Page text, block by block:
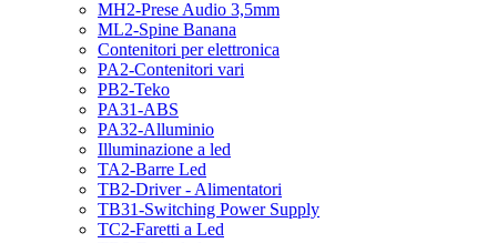
MH2-Prese Audio 3,5mm
ML2-Spine Banana
Contenitori per elettronica
PA2-Contenitori vari
PB2-Teko
PA31-ABS
PA32-Alluminio
Illuminazione a led
TA2-Barre Led
TB2-Driver - Alimentatori
TB31-Switching Power Supply
TC2-Faretti a Led